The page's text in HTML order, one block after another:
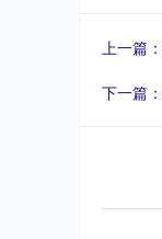
上一篇：
下一篇：